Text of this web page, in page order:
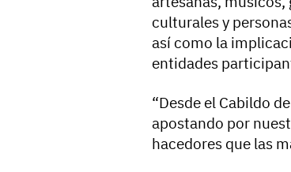
culturales y
así como la
entidades
“Desde el Cabildo
apostando por
hacedores que las